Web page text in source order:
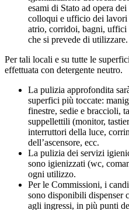
esami di Stato ad opera
colloqui e ufficio dei lavori
atrio, corridoi, bagni, uffici
che si prevede di utilizzare.
Per tali locali e su tutte le
effettuata con detergente neutro.
La pulizia approfondita
superfici più toccate:
finestre, sedie e braccioli,
suppellettili (monitor,
interruttori della luce,
dell’ascensore, ecc.
La pulizia dei servizi
sono igienizzati (wc,
ogni utilizzo.
Per le Commissioni, i
sono disponibili dispenser
agli ingressi, in più punti